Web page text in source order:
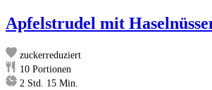
Apfelstrudel mit
zuckerreduziert
10 Portionen
2 Stunden
Std. 15 Minuten
Min.